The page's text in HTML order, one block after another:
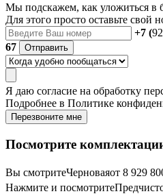
Мы подскажем, как уложиться в
Для этого просто оставьте свой
+7 (
67
Отправить
Я даю согласие на обработку
Подробнее в Политике
Перезвоните мне
Посмотрите
Вы смотритеЧерноваяот 8 929
Нажмите и посмотрите